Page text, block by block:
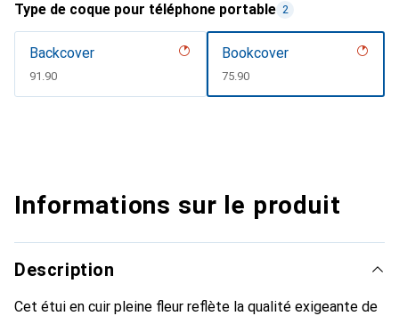
Type de coque pour téléphone portable 2
Backcover
CHF
91.90
Bookcover
CHF
75.90
Informations sur le produit
Description
Cet étui en cuir pleine fleur reflète la qualité exigeante de